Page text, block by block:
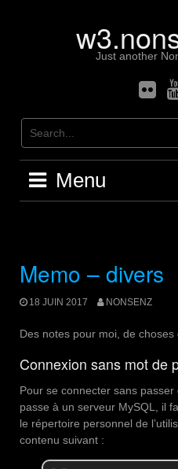
Just another
Flickr
Menu
Memo – divers
18 JUIN 2017 NONSENZ
Des notes pour moi, de choses
Connexion sans mot de
Pour se connecter sans passer
passe à un serveur MySQL, il
le répertoire personnel de
contenu suivant :